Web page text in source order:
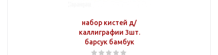
набор кистей д/
каллиграфии 3шт.
барсук бамбук